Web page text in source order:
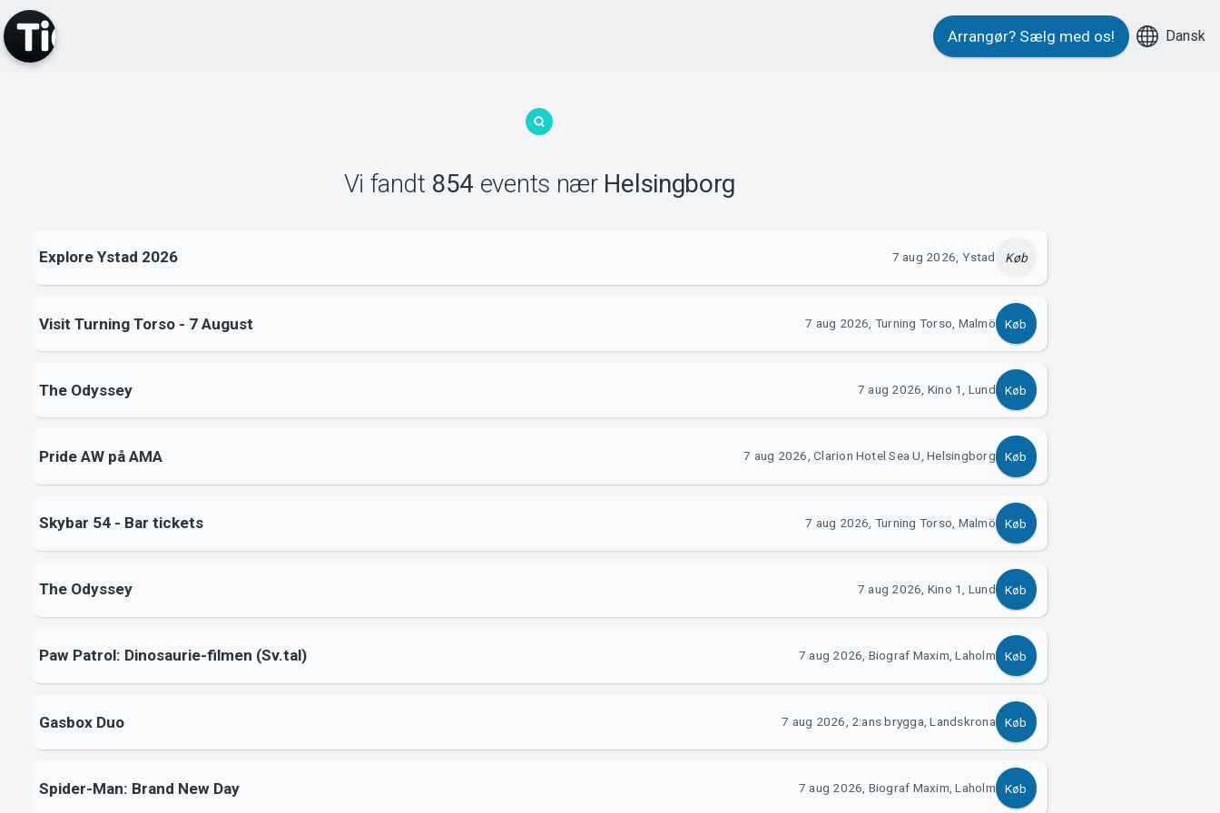
Arrangør? Sælg med os! Dansk
Vi fandt 854 events nær Helsingborg
Explore Ystad 2026 7 aug 2026, Ystad Køb
Visit Turning Torso - 7 August 7 aug 2026, Turning Torso, Malmö Køb
The Odyssey 7 aug 2026, Kino 1, Lund Køb
Pride AW på AMA 7 aug 2026, Clarion Hotel Sea U, Helsingborg Køb
Skybar 54 - Bar tickets 7 aug 2026, Turning Torso, Malmö Køb
The Odyssey 7 aug 2026, Kino 1, Lund Køb
Paw Patrol: Dinosaurie-filmen (Sv.tal) 7 aug 2026, Biograf Maxim, Laholm Køb
Gasbox Duo 7 aug 2026, 2:ans brygga, Landskrona Køb
Spider-Man: Brand New Day 7 aug 2026, Biograf Maxim, Laholm Køb